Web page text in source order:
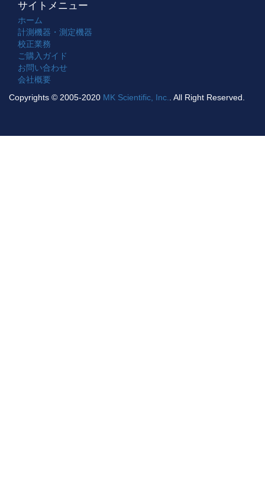
サイトメニュー
ホーム
計測機器・測定機器
校正業務
ご購入ガイド
お問い合わせ
会社概要
Copyrights © 2005-2020 MK Scientific, Inc. . All Right Reserved.